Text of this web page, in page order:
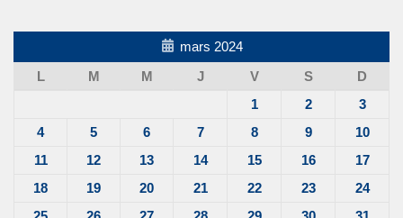
mars 2024
L
M M J V S
D
1
2
3
4
5 6 7 8 9
10
11
12 13 14 15 16
17
18
19 20 21 22 23
24